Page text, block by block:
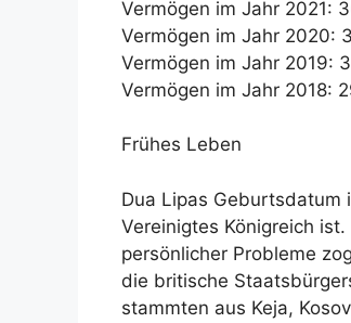
Vermögen im Jahr 2021:
Vermögen im Jahr 2020:
Vermögen im Jahr 2019:
Vermögen im Jahr 2018:
Frühes Leben
Dua Lipas
Vereinigtes Königreich
persönlicher Probleme
die britische
stammten aus Keja,